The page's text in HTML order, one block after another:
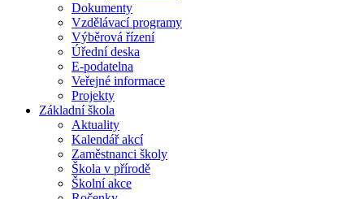
Dokumenty
Vzdělávací programy
Výběrová řízení
Úřední deska
E-podatelna
Veřejné informace
Projekty
Základní škola
Aktuality
Kalendář akcí
Zaměstnanci školy
Škola v přírodě
Školní akce